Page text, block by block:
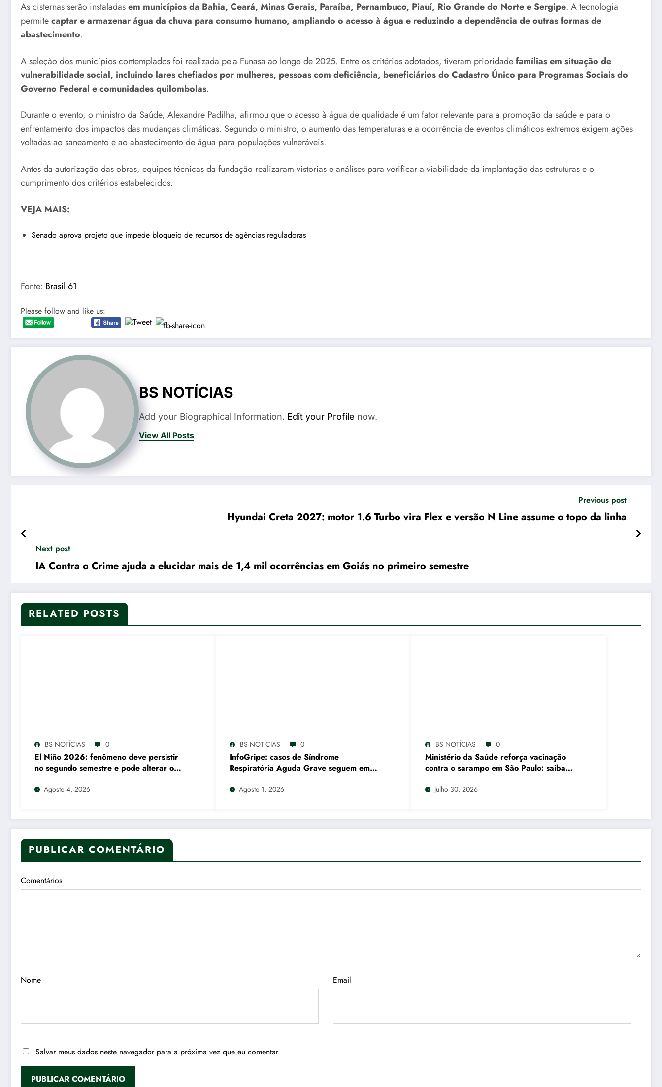
As cisternas serão instaladasem municípios da Bahia, Ceará, Minas Gerais, Paraíba, Pernambuco, Piauí, Rio Grande do Norte e Sergipe. A tecnologia
permitecaptar e armazenar água da chuva para consumo humano, ampliando o acesso à água e reduzindo a dependência de outras formas de
abastecimento.
A seleção dos municípios contemplados foi realizada pela Funasa ao longo de 2025. Entre os critérios adotados, tiveram prioridadefamílias em situação de
vulnerabilidade social, incluindo lares chefiados por mulheres, pessoas com deficiência, beneficiários do Cadastro Único para Programas Sociais do
Governo Federal e comunidades quilombolas.
Durante o evento, o ministro da Saúde, Alexandre Padilha, afirmou que o acesso à água de qualidade é um fator relevante para a promoção da saúde e para o
enfrentamento dos impactos das mudanças climáticas. Segundo o ministro, o aumento das temperaturas e a ocorrência de eventos climáticos extremos exigem ações
voltadas ao saneamento e ao abastecimento de água para populações vulneráveis.
Antes da autorização das obras, equipes técnicas da fundação realizaram vistorias e análises para verificar a viabilidade da implantação das estruturas e o
cumprimento dos critérios estabelecidos.
VEJA MAIS:
Senado aprova projeto que impede bloqueio de recursos de agências reguladoras
Fonte: Brasil 61
Please follow and like us:
BS NOTÍCIAS
Add your Biographical Information. Edit your Profile now.
View All Posts
Previous post
Hyundai Creta 2027: motor 1.6 Turbo vira Flex e versão N Line assume o topo da linha
Next post
IA Contra o Crime ajuda a elucidar mais de 1,4 mil ocorrências em Goiás no primeiro semestre
RELATED POSTS
BS NOTÍCIAS 0
El Niño 2026: fenômeno deve persistir
no segundo semestre e pode alterar o
regime de chuvas em diferentes regiões
do Brasil
Agosto 4, 2026
BS NOTÍCIAS 0
InfoGripe: casos de Síndrome
Respiratória Aguda Grave seguem em
queda na maior parte do Brasil
Agosto 1, 2026
BS NOTÍCIAS 0
Ministério da Saúde reforça vacinação
contra o sarampo em São Paulo: saiba
quem deve se vacinar
Julho 30, 2026
PUBLICAR COMENTÁRIO
Comentários
Nome Email
Salvar meus dados neste navegador para a próxima vez que eu comentar.